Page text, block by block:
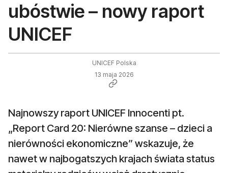
ubóstwie – nowy raport
UNICEF
UNICEF Polska
13 maja 2026
Najnowszy raport UNICEF Innocenti pt.
„Report Card 20: Nierówne szanse – dzieci a
nierówności ekonomiczne” wskazuje, że
nawet w najbogatszych krajach świata status